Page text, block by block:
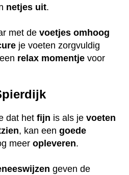
netjes uit.
met de voetjes omhoog
je voeten zorgvuldig
relax momentje voor
dat het fijn is als je voeten
, kan een goede
meer opleveren.
geven de